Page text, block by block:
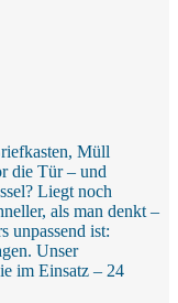
Müll
die Tür – und
Liegt noch
als man denkt –
unpassend ist:
Unser
im Einsatz – 24